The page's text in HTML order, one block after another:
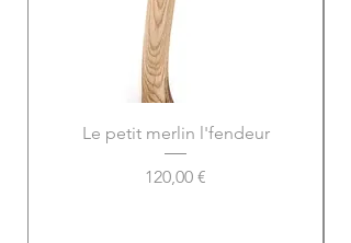
Le petit merlin l'fendeur
Prix
120,00 €